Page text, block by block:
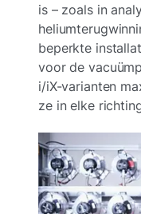
is – zoals in
beperkte
voor de
i/iX-varianten
ze in elke